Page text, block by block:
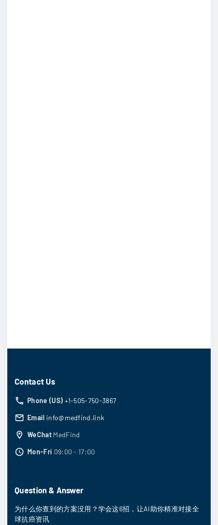
Contact Us
Phone (US) +1-505-750-3867
Email info@medfind.link
WeChat MedFind
Mon-Fri 09:00 - 17:00
Question & Answer
为什么你查到的方案没用？学会这6招，让AI助你精准对接全
球抗癌资讯